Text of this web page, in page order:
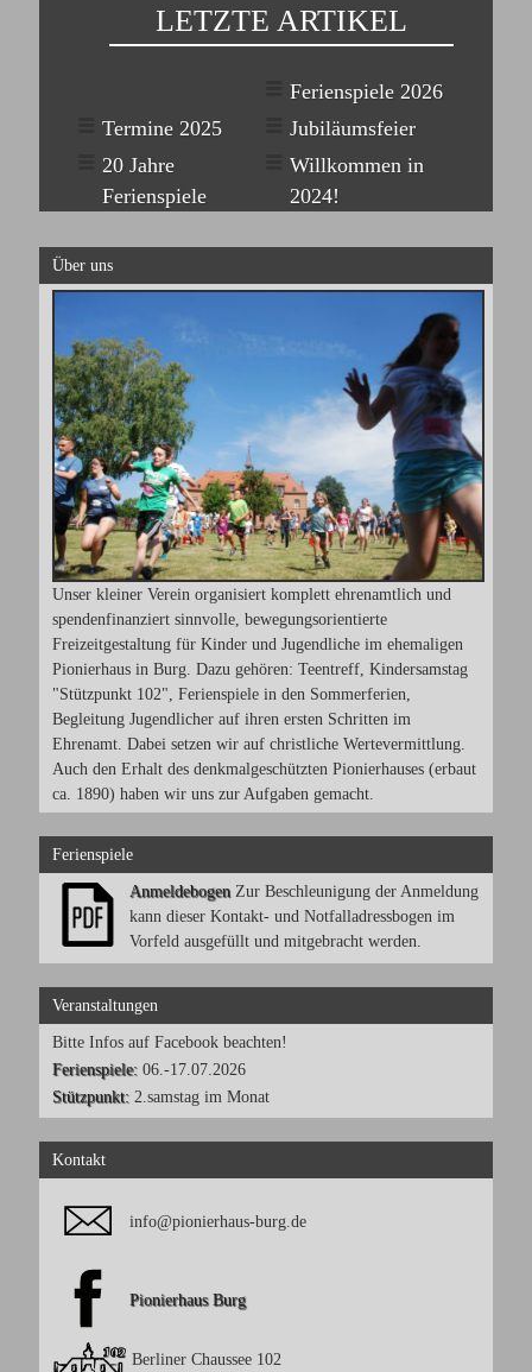
LETZTE ARTIKEL
Ferienspiele 2026
Termine 2025
Jubiläumsfeier
20 Jahre
Ferienspiele
Willkommen in
2024!
Über uns
Unser kleiner Verein organisiert komplett ehrenamtlich und
spendenfinanziert sinnvolle, bewegungsorientierte
Freizeitgestaltung für Kinder und Jugendliche im ehemaligen
Pionierhaus in Burg. Dazu gehören: Teentreff, Kindersamstag
"Stützpunkt 102", Ferienspiele in den Sommerferien,
Begleitung Jugendlicher auf ihren ersten Schritten im
Ehrenamt. Dabei setzen wir auf christliche Wertevermittlung.
Auch den Erhalt des denkmalgeschützten Pionierhauses (erbaut
ca. 1890) haben wir uns zur Aufgaben gemacht.
Ferienspiele
AnmeldebogenZur Beschleunigung der Anmeldung
kann dieser Kontakt- und Notfalladressbogen im
Vorfeld ausgefüllt und mitgebracht werden.
Veranstaltungen
Bitte Infos auf Facebook beachten!
Ferienspiele:06.-17.07.2026
Stützpunkt:2.samstag im Monat
Kontakt
info@pionierhaus-burg.de
Pionierhaus Burg
Berliner Chaussee 102